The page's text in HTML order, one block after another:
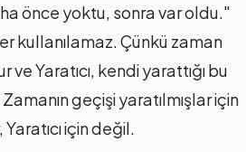
önce yoktu, sonra var oldu."
kullanılamaz. Çünkü zaman
ve Yaratıcı, kendi yarattığı bu
geçişi yaratılmışlar için
için değil.